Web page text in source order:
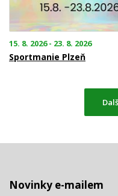
15. 8. 2026 - 23. 8. 2026
Sportmanie Plzeň
Novinky e-mailem